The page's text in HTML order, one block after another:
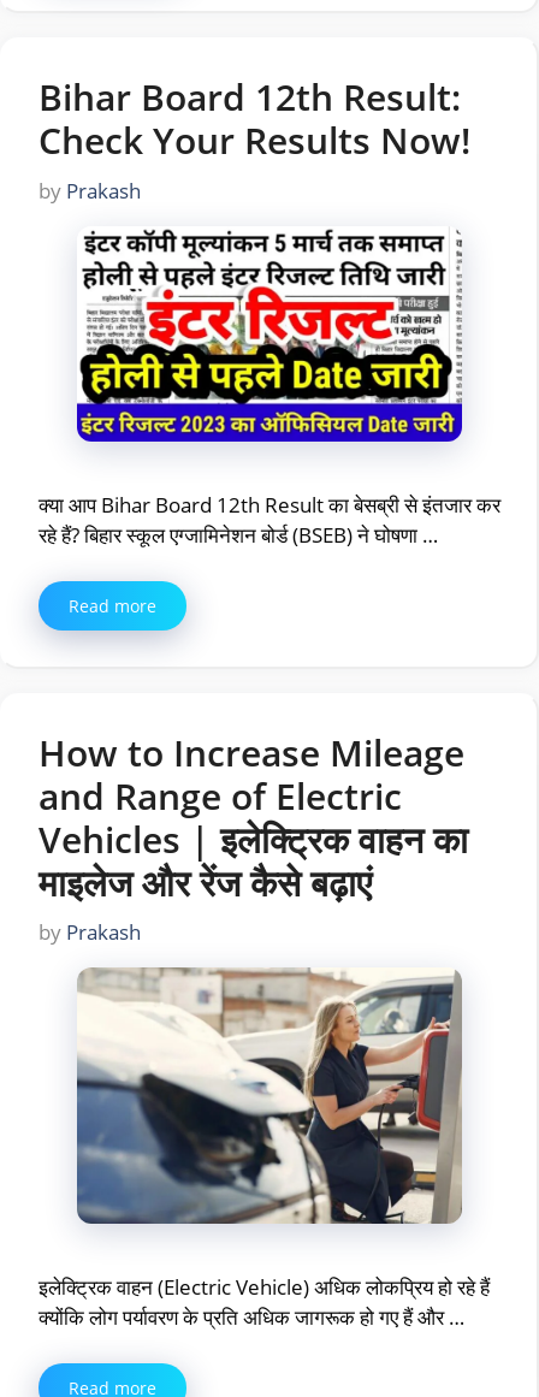
Bihar Board 12th Result:
Check Your Results Now!
by Prakash
क्या आप Bihar Board 12th Result का बेसब्री से इंतजार कर
रहे हैं? बिहार स्कूल एग्जामिनेशन बोर्ड (BSEB) ने घोषणा …
Read more
How to Increase Mileage
and Range of Electric
Vehicles | इलेक्ट्रिक वाहन का
माइलेज और रेंज कैसे बढ़ाएं
by Prakash
इलेक्ट्रिक वाहन (Electric Vehicle) अधिक लोकप्रिय हो रहे हैं
क्योंकि लोग पर्यावरण के प्रति अधिक जागरूक हो गए हैं और …
Read more